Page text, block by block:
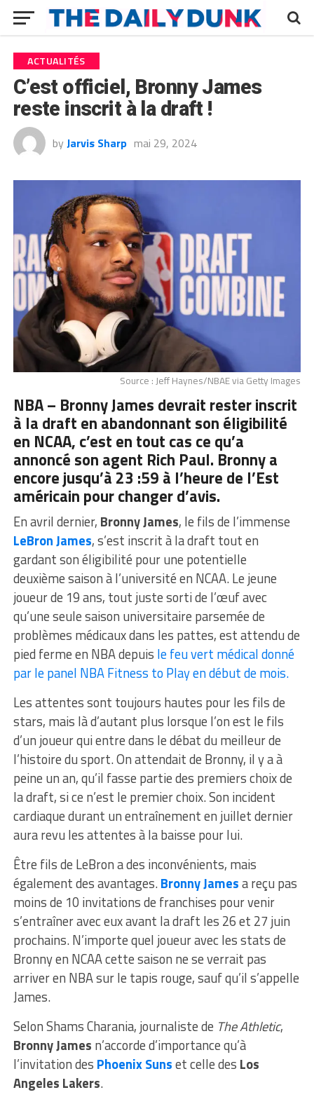
ACTUALITÉS
C’est officiel, Bronny James
reste inscrit à la draft !
by Jarvis Sharp mai 29, 2024
Source : Jeff Haynes/NBAE via Getty Images
NBA – Bronny James devrait rester inscrit
à la draft en abandonnant son éligibilité
en NCAA, c’est en tout cas ce qu’a
annoncé son agent Rich Paul. Bronny a
encore jusqu’à 23 :59 à l’heure de l’Est
américain pour changer d’avis.
En avril dernier, Bronny James, le fils de l’immense
LeBron James, s’est inscrit à la draft tout en
gardant son éligibilité pour une potentielle
deuxième saison à l’université en NCAA. Le jeune
joueur de 19 ans, tout juste sorti de l’œuf avec
qu’une seule saison universitaire parsemée de
problèmes médicaux dans les pattes, est attendu de
pied ferme en NBA depuis le feu vert médical donné
par le panel NBA Fitness to Play en début de mois.
Les attentes sont toujours hautes pour les fils de
stars, mais là d’autant plus lorsque l’on est le fils
d’un joueur qui entre dans le débat du meilleur de
l’histoire du sport. On attendait de Bronny, il y a à
peine un an, qu’il fasse partie des premiers choix de
la draft, si ce n’est le premier choix. Son incident
cardiaque durant un entraînement en juillet dernier
aura revu les attentes à la baisse pour lui.
Être fils de LeBron a des inconvénients, mais
également des avantages.Bronny Jamesa reçu pas
moins de 10 invitations de franchises pour venir
s’entraîner avec eux avant la draft les 26 et 27 juin
prochains. N’importe quel joueur avec les stats de
Bronny en NCAA cette saison ne se verrait pas
arriver en NBA sur le tapis rouge, sauf qu’il s’appelle
James.
Selon Shams Charania, journaliste de The Athletic,
Bronny James n’accorde d’importance qu’à
l’invitation des Phoenix Sunset celle des Los
Angeles Lakers.